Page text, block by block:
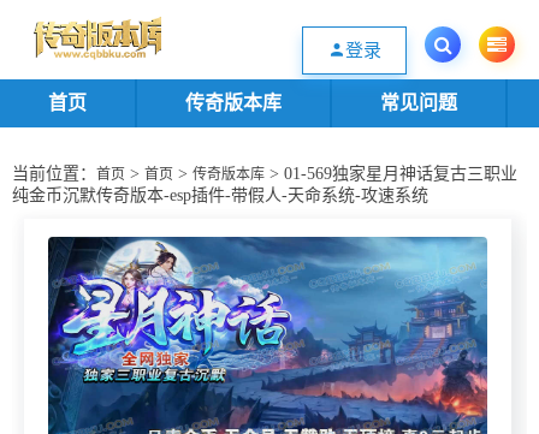
欢迎您光临传奇版本库资源下载站，一个优质的传奇版本源码基地。欢迎选购
登录
首页 传奇版本库 常见问题
当前位置： 首页 > 首页 > 传奇版本库 > 01-569独家星月神话复古三职业
纯金币沉默传奇版本-esp插件-带假人-天命系统-攻速系统